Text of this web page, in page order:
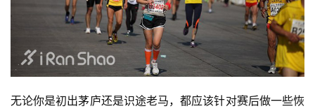
无论你是初出茅庐还是识途老马，都应该针对赛后做一些恢